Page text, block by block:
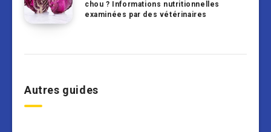
chou ? Informations nutritionnelles
examinées par des vétérinaires
Autres guides